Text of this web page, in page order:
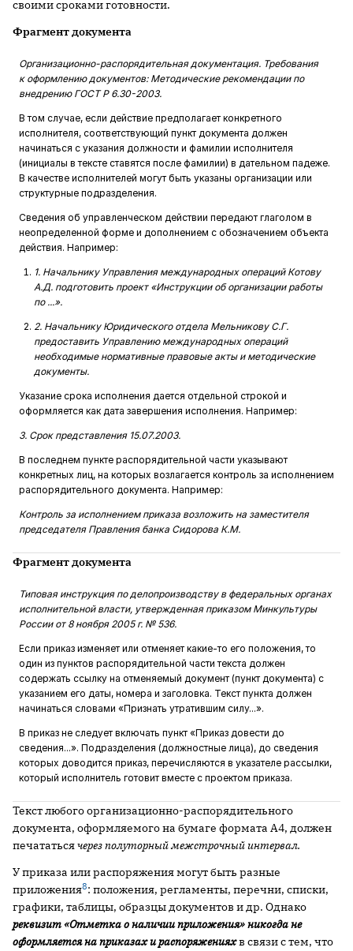
своими сроками готовности.
Фрагмент документа
Организационно-распорядительная документация. Требования
к оформлению документов: Методические рекомендации по
внедрению ГОСТ Р 6.30-2003.
В том случае, если действие предполагает конкретного
исполнителя, соответствующий пункт документа должен
начинаться с указания должности и фамилии исполнителя
(инициалы в тексте ставятся после фамилии) в дательном падеже.
В качестве исполнителей могут быть указаны ­организации или
структурные подразделения.
Сведения об управленческом действии передают глаголом в
неопределенной форме и дополнением с обозначением объекта
действия. Например:
1. Начальнику Управления международных операций Котову
А.Д. подготовить проект «Инструкции об организации работы
по ...».
2. Начальнику Юридического отдела Мельникову С.Г.
предоставить Управлению международных операций
необходимые нормативные правовые акты и методические
документы.
Указание срока исполнения дается отдельной строкой и
оформляется как дата завершения исполнения. Например:
3. Срок представления 15.07.2003.
В последнем пункте распорядительной части указывают
конкретных лиц, на которых возлагается контроль за исполнением
распорядительного документа. Например:
Контроль за исполнением приказа возложить на заместителя
председателя Правления банка Сидорова К.М.
Фрагмент документа
Типовая инструкция по делопроизводству в федеральных органах
исполнительной власти, утвержденная приказом Минкультуры
России от 8 ноября 2005 г. № 536.
Если приказ изменяет или отменяет какие-то его положения, то
один из пунктов распорядительной части текста должен
содержать ссылку на отменяемый документ (пункт документа) с
указанием его даты, номера и заголовка. Текст пункта должен
начинаться словами «Признать ­утратившим силу...».
В приказ не следует включать пункт «Приказ довести до
сведения...». Подразделения (должностные лица), до сведения
которых доводится приказ, перечисляются в указателе рассылки,
который исполнитель готовит вместе с проектом приказа.
Текст любого организационно-распорядительного
документа, оформ­ляемого на бумаге формата А4, должен
печататьсячерез полуторный ­межстрочный интервал.
У приказа или распоряжения могут быть разные
приложения8: положения, регламенты, перечни, списки,
графики, таблицы, образцы документов и др. Однако
реквизит «Отметка о наличии приложения» никогда не
оформляется на приказах и распоряженияхв связи с тем, что